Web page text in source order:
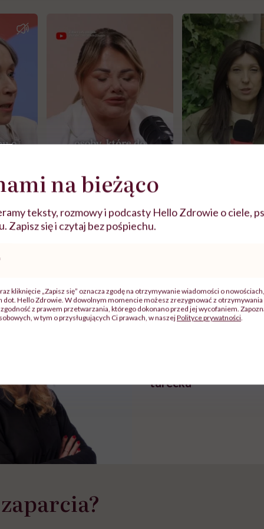
tylko
kobiet w ciąży na rynku
pracy
warsztat
ekspercki
turecku
na bieżąco
teksty, rozmowy i podcasty Hello Zdrowie o ciele,
Zapisz się i czytaj bez pośpiechu.
kliknięcie „Zapisz się” oznacza zgodę na otrzymywanie wiadomości o
dot. Hello Zdrowie. W dowolnym momencie możesz zrezygnować z
zgodność z prawem przetwarzania, którego dokonano przed jej wycofaniem.
w tym o przysługujących Ci prawach, w naszejPolityce prywatności.